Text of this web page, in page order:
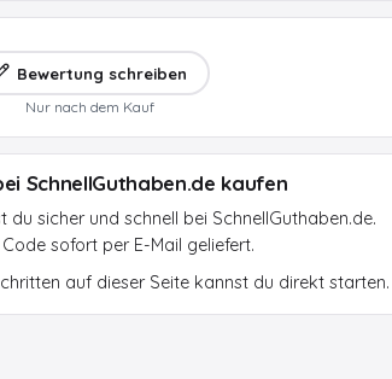
Bewertung schreiben
Nur nach dem Kauf
SchnellGuthaben.de kaufen
sicher und schnell bei SchnellGuthaben.de.
sofort per E-Mail geliefert.
auf dieser Seite kannst du direkt starten.